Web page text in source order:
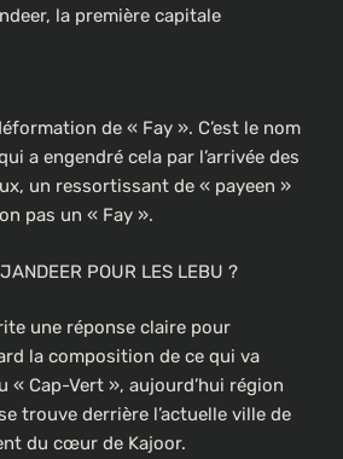
la première capitale
de « Fay ». C’est le nom
a engendré cela par l’arrivée des
un ressortissant de « payeen »
pas un « Fay ».
POUR LES LEBU ?
une réponse claire pour
la composition de ce qui va
« Cap-Vert », aujourd’hui région
trouve derrière l’actuelle ville de
du cœur de Kajoor.